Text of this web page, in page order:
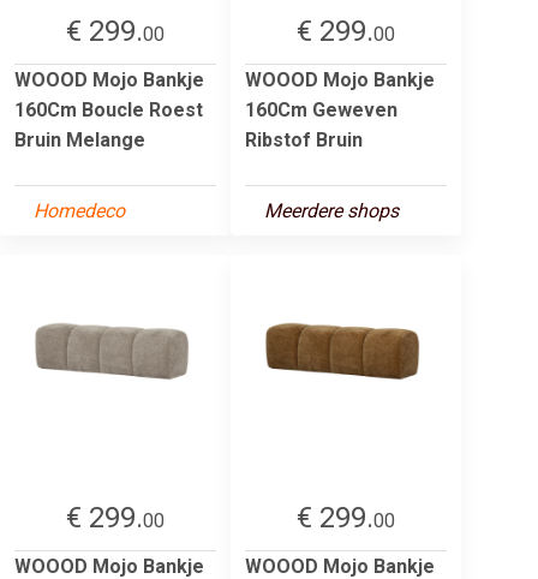
€ 299.00
WOOOD Mojo Bankje
160Cm Boucle Roest
Bruin Melange
Homedeco
€ 299.00
WOOOD Mojo Bankje
160Cm Geweven
Ribstof Bruin
Meerdere shops
€ 299.00
WOOOD Mojo Bankje
€ 299.00
WOOOD Mojo Bankje